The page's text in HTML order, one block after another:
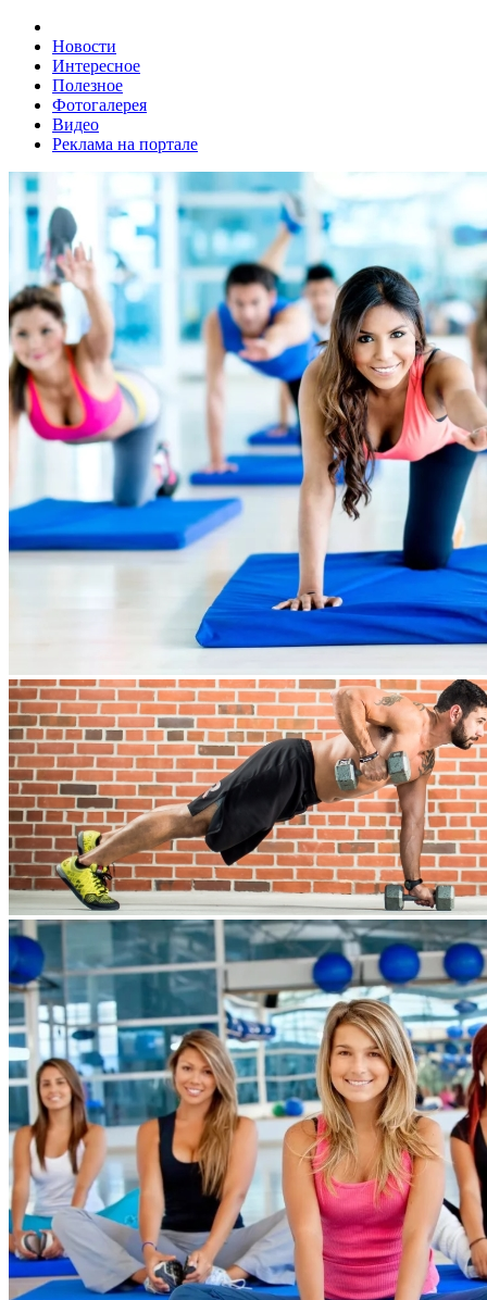
Новости
Интересное
Полезное
Фотогалерея
Видео
Реклама на портале